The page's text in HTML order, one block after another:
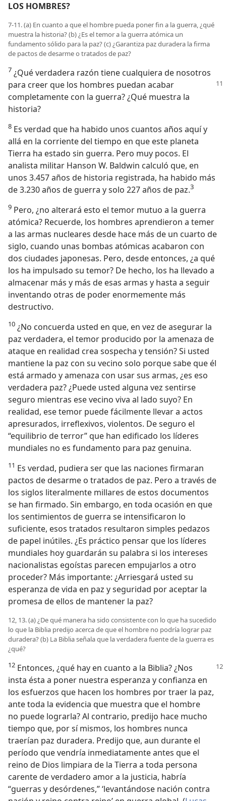
LOS HOMBRES?
7-11. (a) En cuanto a que el hombre pueda poner fin a la guerra, ¿qué
muestra la historia? (b) ¿Es el temor a la guerra atómica un
fundamento sólido para la paz? (c) ¿Garantiza paz duradera la firma
de pactos de desarme o tratados de paz?
7 ¿Qué verdadera razón tiene cualquiera de nosotros
para creer que los hombres puedan acabar
completamente con la guerra? ¿Qué muestra la
historia?
8 Es verdad que ha habido unos cuantos años aquí y
allá en la corriente del tiempo en que este planeta
Tierra ha estado sin guerra. Pero muy pocos. El
analista militar Hanson W. Baldwin calculó que, en
unos 3.457 años de historia registrada, ha habido más
de 3.230 años de guerra y solo 227 años de paz.3
9 Pero, ¿no alterará esto el temor mutuo a la guerra
atómica? Recuerde, los hombres aprendieron a temer
a las armas nucleares desde hace más de un cuarto de
siglo, cuando unas bombas atómicas acabaron con
dos ciudades japonesas. Pero, desde entonces, ¿a qué
los ha impulsado su temor? De hecho, los ha llevado a
almacenar más y más de esas armas y hasta a seguir
inventando otras de poder enormemente más
destructivo.
10 ¿No concuerda usted en que, en vez de asegurar la
paz verdadera, el temor producido por la amenaza de
ataque en realidad crea sospecha y tensión? Si usted
mantiene la paz con su vecino solo porque sabe que él
está armado y amenaza con usar sus armas, ¿es eso
verdadera paz? ¿Puede usted alguna vez sentirse
seguro mientras ese vecino viva al lado suyo? En
realidad, ese temor puede fácilmente llevar a actos
apresurados, irreflexivos, violentos. De seguro el
“equilibrio de terror” que han edificado los líderes
mundiales no es fundamento para paz genuina.
11 Es verdad, pudiera ser que las naciones firmaran
pactos de desarme o tratados de paz. Pero a través de
los siglos literalmente millares de estos documentos
se han firmado. Sin embargo, en toda ocasión en que
los sentimientos de guerra se intensificaron lo
suficiente, esos tratados resultaron simples pedazos
de papel inútiles. ¿Es práctico pensar que los líderes
mundiales hoy guardarán su palabra si los intereses
nacionalistas egoístas parecen empujarlos a otro
proceder? Más importante: ¿Arriesgará usted su
esperanza de vida en paz y seguridad por aceptar la
promesa de ellos de mantener la paz?
12, 13. (a) ¿De qué manera ha sido consistente con lo que ha sucedido
lo que la Biblia predijo acerca de que el hombre no podría lograr paz
duradera? (b) La Biblia señala que la verdadera fuente de la guerra es
¿qué?
12 Entonces, ¿qué hay en cuanto a la Biblia? ¿Nos
insta ésta a poner nuestra esperanza y confianza en
los esfuerzos que hacen los hombres por traer la paz,
ante toda la evidencia que muestra que el hombre
no puede lograrla? Al contrario, predijo hace mucho
tiempo que, por sí mismos, los hombres nunca
traerían paz duradera. Predijo que, aun durante el
período que vendría inmediatamente antes que el
reino de Dios limpiara de la Tierra a toda persona
carente de verdadero amor a la justicia, habría
“guerras y desórdenes,” ‘levantándose nación contra